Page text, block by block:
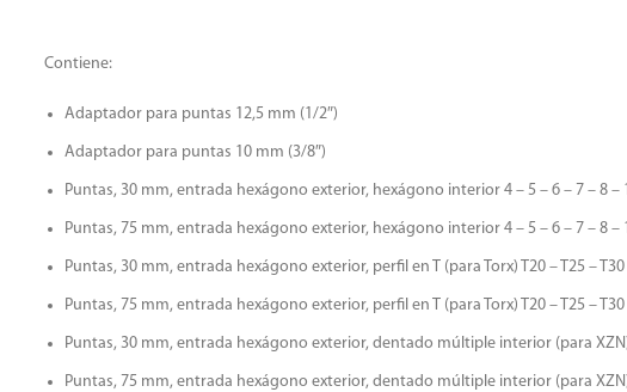
Contiene:
Adaptador para puntas 12,5 mm (1/2″)
Adaptador para puntas 10 mm (3/8″)
Puntas, 30 mm, entrada hexágono exterior, hexágono interior 4 – 5 – 6 – 7 – 8 –
Puntas, 75 mm, entrada hexágono exterior, hexágono interior 4 – 5 – 6 – 7 – 8 –
Puntas, 30 mm, entrada hexágono exterior, perfil en T (para Torx) T20 – T25 – T30
Puntas, 75 mm, entrada hexágono exterior, perfil en T (para Torx) T20 – T25 – T30
Puntas, 30 mm, entrada hexágono exterior, dentado múltiple interior (para
Puntas, 75 mm, entrada hexágono exterior, dentado múltiple interior (para